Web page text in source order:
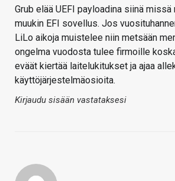
Grub elää UEFI payloadina siinä missä
muukin EFI sovellus. Jos
LiLo aikoja muistelee niin metsään
ongelma vuodosta tulee firmoille
eväät kiertää laitelukitukset ja ajaa
käyttöjärjestelmäosioita.
Kirjaudu sisään vastataksesi